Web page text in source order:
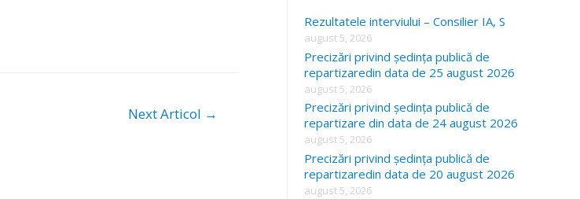
Next Articol →
c
h
f
o
r
:
Rezultatele interviului – Consilier IA, S
august 5, 2026
Precizări privind ședința publică de
repartizaredin data de 25 august 2026
august 5, 2026
Precizări privind ședința publică de
repartizare din data de 24 august 2026
august 5, 2026
Precizări privind ședința publică de
repartizaredin data de 20 august 2026
august 5, 2026